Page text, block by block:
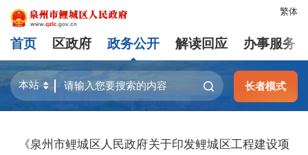
繁体
首页 区政府 政务公开 解读回应 办事服务
长者模式
《泉州市鲤城区人民政府关于印发鲤城区工程建设项